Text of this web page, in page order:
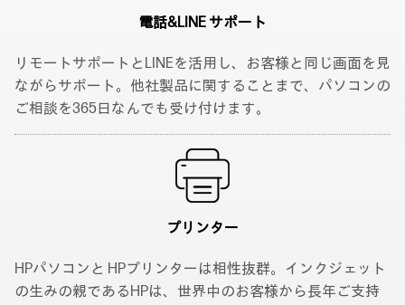
電話&LINE サポート
リモートサポートとLINEを活用し、お客様と同じ画面を見
ながらサポート。他社製品に関することまで、パソコンの
ご相談を365日なんでも受け付けます。
プリンター
HPパソコンと HPプリンターは相性抜群。インクジェット
の生みの親であるHPは、世界中のお客様から長年ご支持